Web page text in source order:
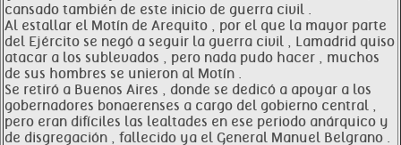
cansado también de este inicio de guerra civil .
Al estallar el Motín de Arequito , por el que la mayor parte
del Ejército se negó a seguir la guerra civil , Lamadrid quiso
atacar a los sublevados , pero nada pudo hacer , muchos
de sus hombres se unieron al Motín .
Se retiró a Buenos Aires , donde se dedicó a apoyar a los
gobernadores bonaerenses a cargo del gobierno central ,
pero eran difíciles las lealtades en ese periodo anárquico y
de disgregación , fallecido ya el General Manuel Belgrano .